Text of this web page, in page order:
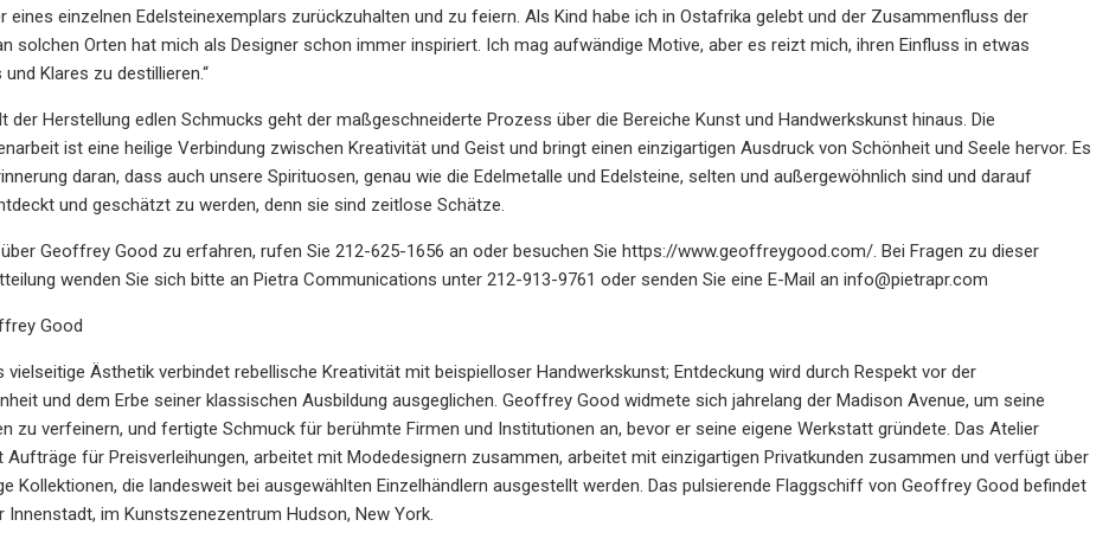
eines einzelnen Edelsteinexemplars zurückzuhalten und zu feiern. Als Kind habe ich in Ostafrika gelebt und der Zusammenfluss der
solchen Orten hat mich als Designer schon immer inspiriert. Ich mag aufwändige Motive, aber es reizt mich, ihren Einfluss in etwas
Klares zu destillieren.“
der Herstellung edlen Schmucks geht der maßgeschneiderte Prozess über die Bereiche Kunst und Handwerkskunst hinaus. Die
ist eine heilige Verbindung zwischen Kreativität und Geist und bringt einen einzigartigen Ausdruck von Schönheit und Seele hervor. Es
daran, dass auch unsere Spirituosen, genau wie die Edelmetalle und Edelsteine, selten und außergewöhnlich sind und darauf
und geschätzt zu werden, denn sie sind zeitlose Schätze.
Geoffrey Good zu erfahren, rufen Sie 212-625-1656 an oder besuchen Sie https://www.geoffreygood.com/. Bei Fragen zu dieser
wenden Sie sich bitte an Pietra Communications unter 212-913-9761 oder senden Sie eine E-Mail an info@pietrapr.com
Good
vielseitige Ästhetik verbindet rebellische Kreativität mit beispielloser Handwerkskunst; Entdeckung wird durch Respekt vor der
und dem Erbe seiner klassischen Ausbildung ausgeglichen. Geoffrey Good widmete sich jahrelang der Madison Avenue, um seine
zu verfeinern, und fertigte Schmuck für berühmte Firmen und Institutionen an, bevor er seine eigene Werkstatt gründete. Das Atelier
Aufträge für Preisverleihungen, arbeitet mit Modedesignern zusammen, arbeitet mit einzigartigen Privatkunden zusammen und verfügt über
Kollektionen, die landesweit bei ausgewählten Einzelhändlern ausgestellt werden. Das pulsierende Flaggschiff von Geoffrey Good befindet
Innenstadt, im Kunstszenezentrum Hudson, New York.